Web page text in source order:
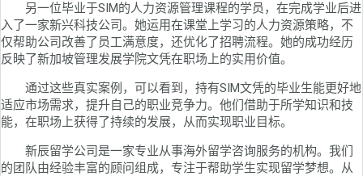
另一位毕业于SIM的人力资源管理课程的学员，在完成学业后进
入了一家新兴科技公司。她运用在课堂上学习的人力资源策略，不
仅帮助公司改善了员工满意度，还优化了招聘流程。她的成功经历
反映了新加坡管理发展学院文凭在职场上的实用价值。
通过这些真实案例，可以看到，持有SIM文凭的毕业生能更好地
适应市场需求，提升自己的职业竞争力。他们借助于所学知识和技
能，在职场上获得了持续的发展，从而实现职业目标。
新辰留学公司是一家专业从事海外留学咨询服务的机构。我们
的团队由经验丰富的顾问组成，专注于帮助学生实现留学梦想。从